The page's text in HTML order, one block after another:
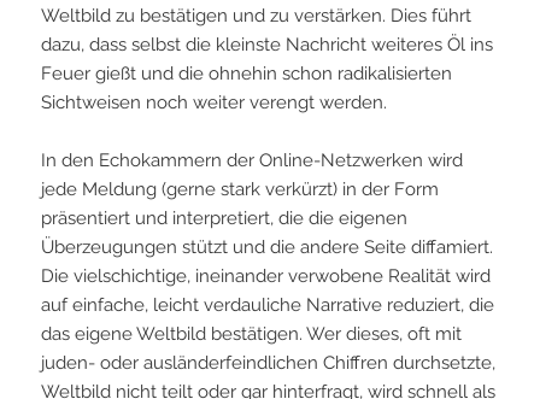
Weltbild zu bestätigen und zu verstärken. Dies führt
dazu, dass selbst die kleinste Nachricht weiteres Öl ins
Feuer gießt und die ohnehin schon radikalisierten
Sichtweisen noch weiter verengt werden.
In den Echokammern der Online-Netzwerken wird
jede Meldung (gerne stark verkürzt) in der Form
präsentiert und interpretiert, die die eigenen
Überzeugungen stützt und die andere Seite diffamiert.
Die vielschichtige, ineinander verwobene Realität wird
auf einfache, leicht verdauliche Narrative reduziert, die
das eigene Weltbild bestätigen. Wer dieses, oft mit
juden- oder ausländerfeindlichen Chiffren durchsetzte,
Weltbild nicht teilt oder gar hinterfragt, wird schnell als